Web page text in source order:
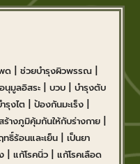
ด| ช่วยบำรุงผิวพรรณ|
นุมูลอิสระ| บวบ| บำรุงตับ
รุงไต| ป้องกันมะเร็ง|
ร้างภูมิคุ้มกันให้กับร่างกาย|
ทธิ์ร้อนและเย็น| เป็นยา
| แก้โรคนิ่ว| แก้โรคเลือด